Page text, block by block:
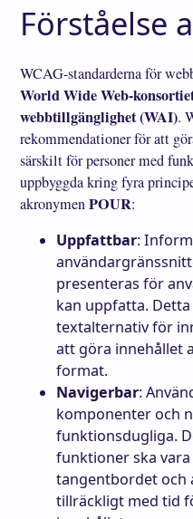
Förståelse
WCAG-standarderna för
World Wide Web-
webbtillgänglighet (WAI).
rekommendationer för att
särskilt för personer med
uppbyggda kring fyra
akronymenPOUR:
Uppfattbar:
presenteras för
kan uppfatta.
textalternativ för
att göra innehållet
format.
Navigerbar:
komponenter och
funktionsdugliga.
funktioner ska
tangentbordet och
tillräckligt med tid